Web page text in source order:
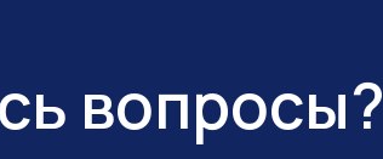
вопросы?